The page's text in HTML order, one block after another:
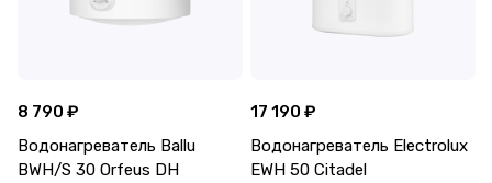
8 790 ₽
Водонагреватель Ballu
BWH/S 30 Orfeus DH
17 190 ₽
Водонагреватель Electrolux
EWH 50 Citadel